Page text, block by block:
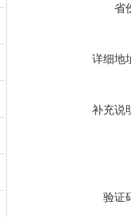
省
详细地
补充说
验证